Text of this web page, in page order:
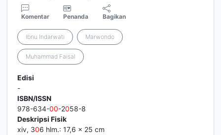
Komentar Penanda Bagikan
Ibnu Indarwati Marwondo
Muhammad Faisal
Edisi
-
ISBN/ISSN
978-634-00-2058-8
Deskripsi Fisik
xiv, 306 hlm.: 17,6 × 25 cm